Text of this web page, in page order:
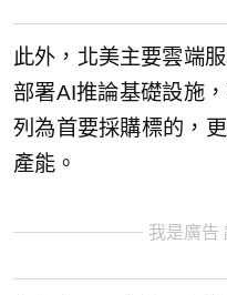
此外，北美主要雲端
部署AI推論基礎設施
列為首要採購標的，
產能。
我是廣告